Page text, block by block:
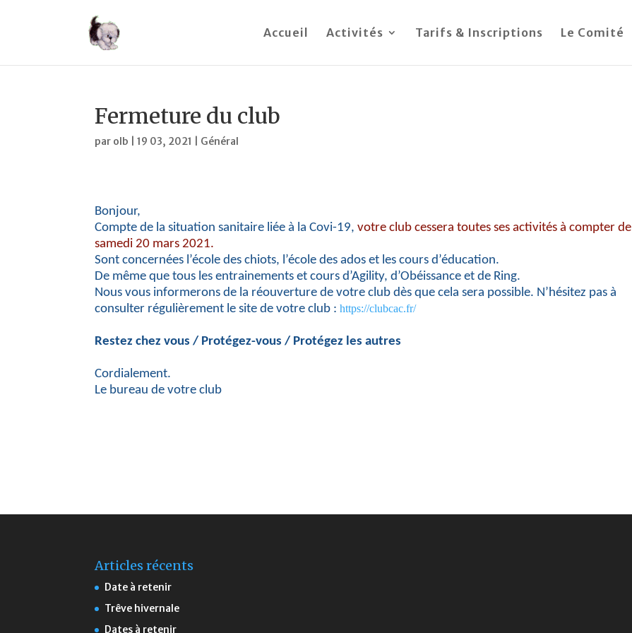
Accueil Activités Tarifs & Inscriptions Le Comité
Fermeture du club
par olb |19 03, 2021 Général
Bonjour,
Compte de la situation sanitaire liée à la Covi-19,votre club cessera toutes ses activités à compter de
samedi 20 mars 2021.
Sont concernées l’école des chiots, l’école des ados et les cours d’éducation.
De même que tous les entrainements et cours d’Agility, d’Obéissance et de Ring.
Nous vous informerons de la réouverture de votre club dès que cela sera possible. N’hésitez pas à
consulter régulièrement le site de votre club :https://clubcac.fr/
Restez chez vous / Protégez-vous / Protégez les autres
Cordialement.
Le bureau de votre club
Articles récents
Date à retenir
Trêve hivernale
Dates à retenir